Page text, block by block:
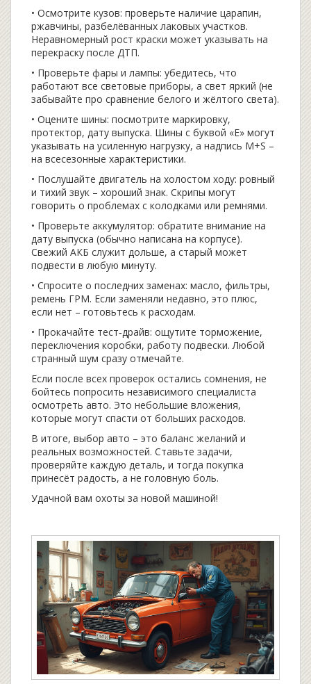
• Осмотрите кузов: проверьте наличие царапин,
ржавчины, разбелёванных лаковых участков.
Неравномерный рост краски может указывать на
перекраску после ДТП.
• Проверьте фары и лампы: убедитесь, что
работают все световые приборы, а свет яркий (не
забывайте про сравнение белого и жёлтого света).
• Оцените шины: посмотрите маркировку,
протектор, дату выпуска. Шины с буквой «E» могут
указывать на усиленную нагрузку, а надпись M+S –
на всесезонные характеристики.
• Послушайте двигатель на холостом ходу: ровный
и тихий звук – хороший знак. Скрипы могут
говорить о проблемах с колодками или ремнями.
• Проверьте аккумулятор: обратите внимание на
дату выпуска (обычно написана на корпусе).
Свежий АКБ служит дольше, а старый может
подвести в любую минуту.
• Спросите о последних заменах: масло, фильтры,
ремень ГРМ. Если заменяли недавно, это плюс,
если нет – готовьтесь к расходам.
• Прокачайте тест‑драйв: ощутите торможение,
переключения коробки, работу подвески. Любой
странный шум сразу отмечайте.
Если после всех проверок остались сомнения, не
бойтесь попросить независимого специалиста
осмотреть авто. Это небольшие вложения,
которые могут спасти от больших расходов.
В итоге, выбор авто – это баланс желаний и
реальных возможностей. Ставьте задачи,
проверяйте каждую деталь, и тогда покупка
принесёт радость, а не головную боль.
Удачной вам охоты за новой машиной!